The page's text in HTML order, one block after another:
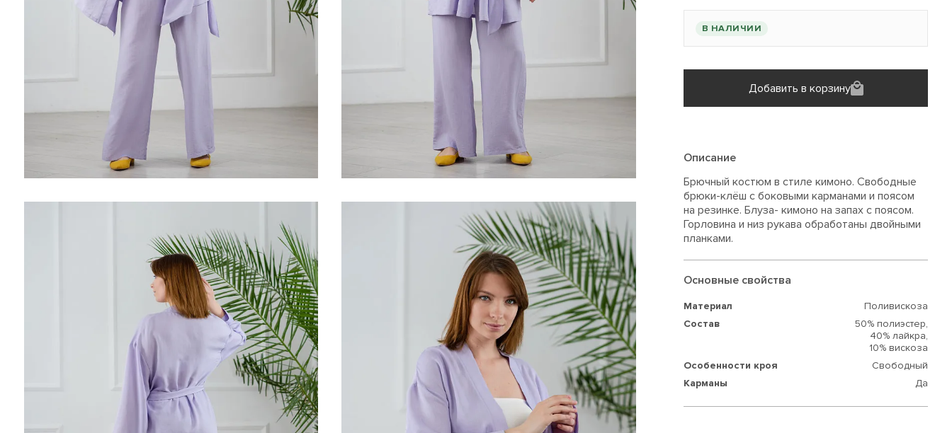
В НАЛИЧИИ
Добавить в корзину
Описание
Брючный костюм в стиле кимоно. Свободные
брюки-клёш с боковыми карманами и поясом
на резинке. Блуза- кимоно на запах с поясом.
Горловина и низ рукава обработаны двойными
планками.
Основные свойства
Материал
Поливискоза
Состав
50% полиэстер,
40% лайкра,
10% вискоза
Особенности кроя
Свободный
Карманы
Да